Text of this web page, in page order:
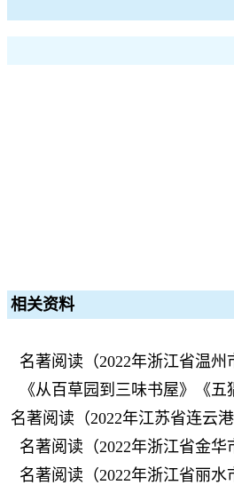
相关资料
名著阅读（2022年浙江省温州
《从百草园到三味书屋》《五
名著阅读（2022年江苏省连云港
名著阅读（2022年浙江省金华
名著阅读（2022年浙江省丽水